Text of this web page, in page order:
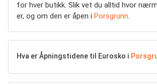
for hver butikk. Slik vet du alltid hvor
er, og om den er åpen i Porsgrunn.
Hva er Åpningstidene til Eurosko i